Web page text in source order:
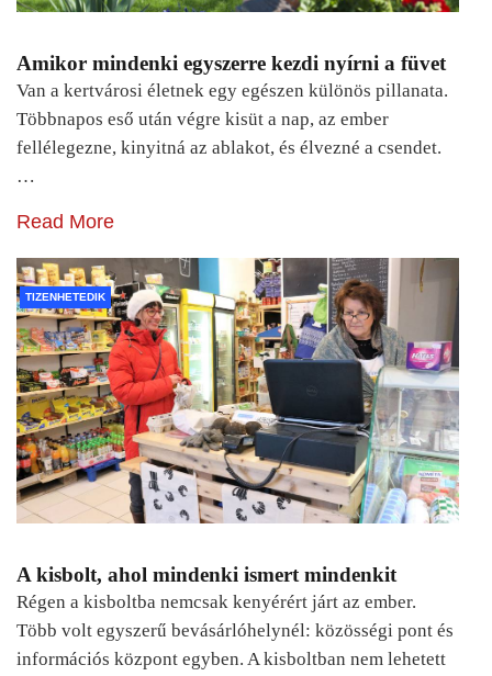
Amikor mindenki egyszerre kezdi nyírni a füvet
Van a kertvárosi életnek egy egészen különös pillanata.
Többnapos eső után végre kisüt a nap, az ember
fellélegezne, kinyitná az ablakot, és élvezné a csendet.
…
Read More
TIZENHETEDIK
A kisbolt, ahol mindenki ismert mindenkit
Régen a kisboltba nemcsak kenyérért járt az ember.
Több volt egyszerű bevásárlóhelynél: közösségi pont és
információs központ egyben. A kisboltban nem lehetett